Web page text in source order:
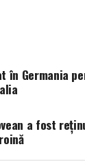
în Germania
a fost